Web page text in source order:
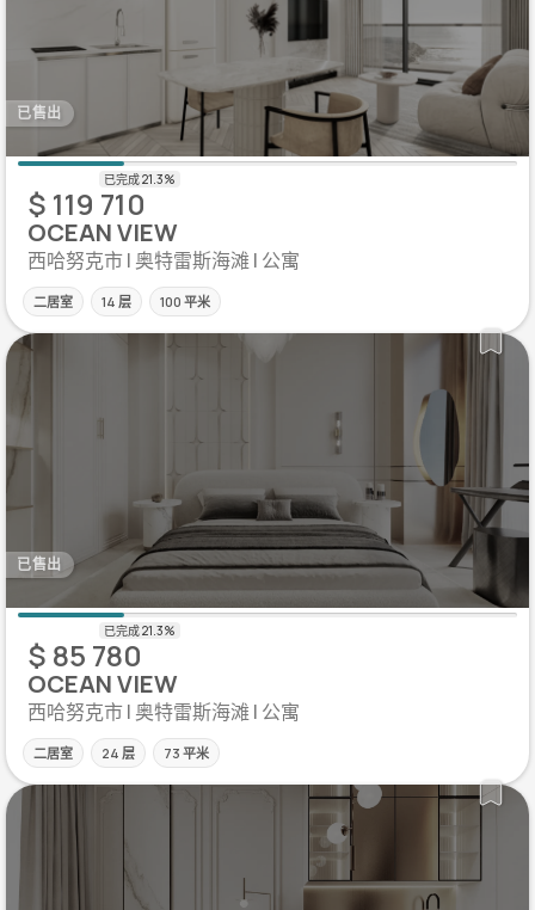
已售出
$ 119 710
OCEAN VIEW
西哈努克市 | 奥特雷斯海滩 | 公寓
二居室 14 层 100 平米
已售出
$ 85 780
OCEAN VIEW
西哈努克市 | 奥特雷斯海滩 | 公寓
二居室 24 层 73 平米